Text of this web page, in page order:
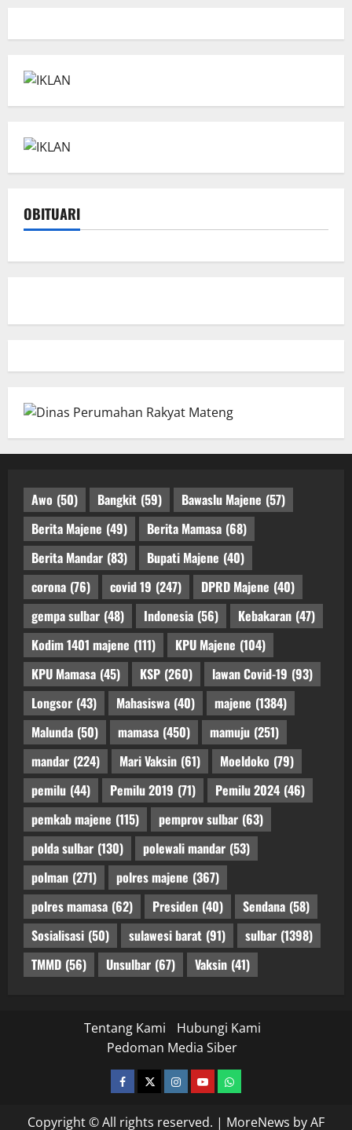
OBITUARI
Awo (50) Bangkit (59) Bawaslu Majene (57)
Berita Majene (49) Berita Mamasa (68)
Berita Mandar (83) Bupati Majene (40)
corona (76) covid 19 (247) DPRD Majene (40)
gempa sulbar (48) Indonesia (56) Kebakaran (47)
Kodim 1401 majene (111) KPU Majene (104)
KPU Mamasa (45) KSP (260) lawan Covid-19 (93)
Longsor (43) Mahasiswa (40) majene (1384)
Malunda (50) mamasa (450) mamuju (251)
mandar (224) Mari Vaksin (61) Moeldoko (79)
pemilu (44) Pemilu 2019 (71) Pemilu 2024 (46)
pemkab majene (115) pemprov sulbar (63)
polda sulbar (130) polewali mandar (53)
polman (271) polres majene (367)
polres mamasa (62) Presiden (40) Sendana (58)
Sosialisasi (50) sulawesi barat (91) sulbar (1398)
TMMD (56) Unsulbar (67) Vaksin (41)
Tentang Kami
Hubungi Kami
Pedoman Media Siber
facebooktwitterinstagram.com
youtubewhatsapp
Copyright © All rights reserved. | MoreNews by AF